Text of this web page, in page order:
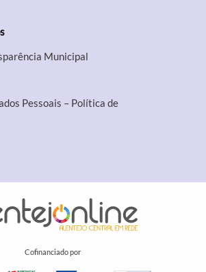
Municipal
Pessoais – Política de
Cofinanciado por